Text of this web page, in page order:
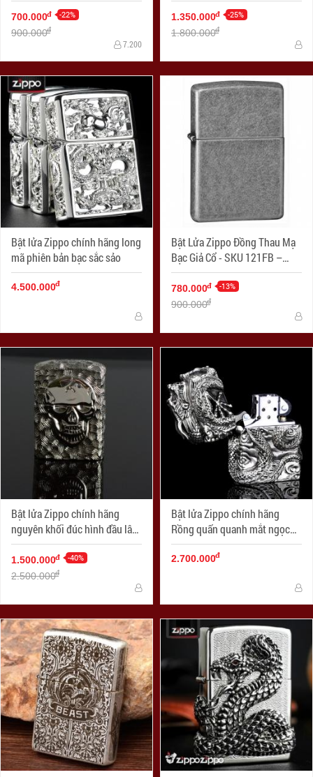
Green Matte Zippo Logo
700.000đ -22%
900.000đ
7.200
1.350.000đ -25%
1.800.000đ
Bật lửa Zippo chính hãng long
mã phiên bản bạc sắc sảo
4.500.000đ
Bật Lửa Zippo Đồng Thau Mạ
Bạc Giả Cổ - SKU 121FB –
Zippo Antique Silver Plate
780.000đ -13%
900.000đ
Bật lửa Zippo chính hãng
nguyên khối đúc hình đầu lâu
mặt kia xương tréo
1.500.000đ -40%
2.500.000đ
Bật lửa Zippo chính hãng
Rồng quấn quanh mắt ngọc
tím tinh xảo
2.700.000đ